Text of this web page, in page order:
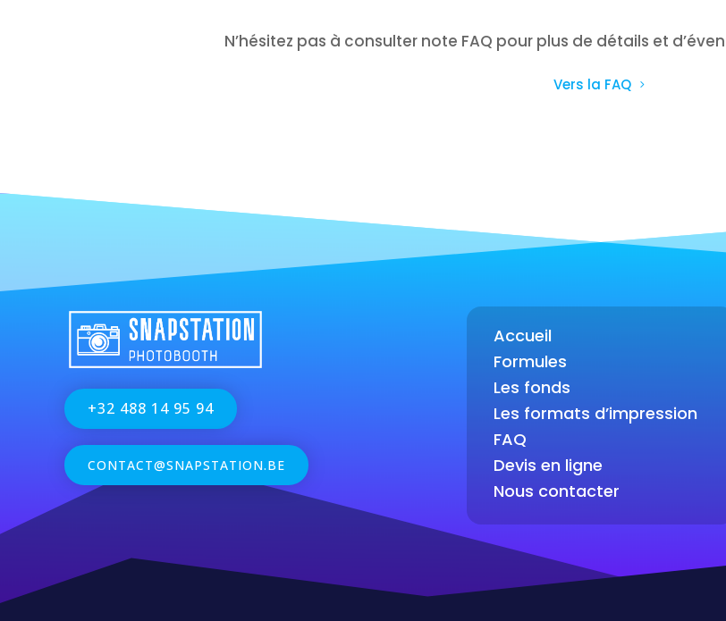
N’hésitez pas à consulter note FAQ pour plus de détails et
Vers la FAQ
+32 488 14 95 94
CONTACT@SNAPSTATION.BE
Accueil
Formules
Les fonds
Les formats d’impression
FAQ
Devis en ligne
Nous contacter